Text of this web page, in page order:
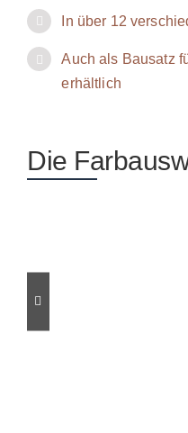
In über 12
Auch als Bausatz
erhältlich
Die